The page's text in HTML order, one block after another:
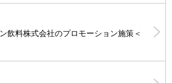
飲料株式会社のプロモーション施策＜